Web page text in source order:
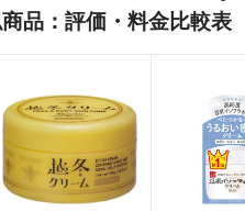
品：評価・料金比較表